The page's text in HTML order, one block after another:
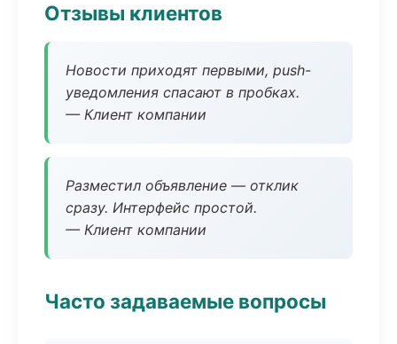
Отзывы клиентов
Новости приходят первыми, push-
уведомления спасают в пробках.
— Клиент компании
Разместил объявление — отклик
сразу. Интерфейс простой.
— Клиент компании
Часто задаваемые вопросы